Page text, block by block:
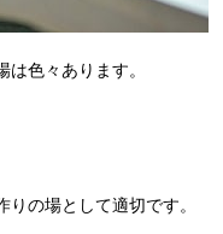
色々あります。
の場として適切です。